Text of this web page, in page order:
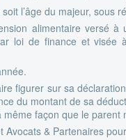
l’âge du majeur, sous
alimentaire versé
loi de finance et visée
figurer sur sa
du montant de sa
même façon que le
Avocats & Partenaires